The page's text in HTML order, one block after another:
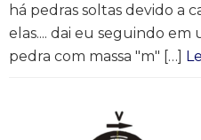
há pedras soltas devido a
elas.... dai eu seguindo
pedra com massa "m" […]